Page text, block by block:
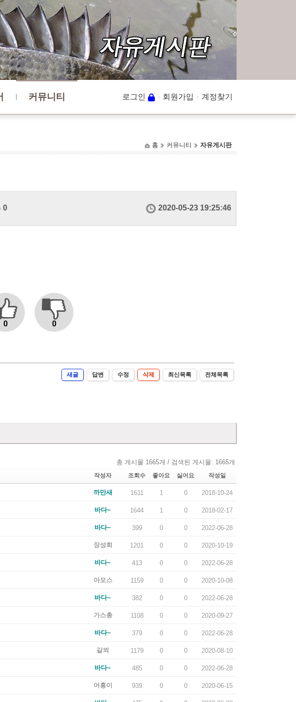
커뮤니티 로그인 회원가입 계정찾기
홈 커뮤니티 자유게시판
0 2020-05-23 19:25:46
0 0
새글 답변 수정 삭제 최신목록 전체목록
총 게시물 1665개 / 검색된 게시물: 1665개
작성자 조회수 좋아요 싫어요 작성일
까만새 1611 1 0 2018-10-24
바다~ 1644 1 0 2018-02-17
바다~ 399 0 0 2022-06-28
장성희 1201 0 0 2020-10-19
바다~ 413 0 0 2022-06-28
아모스 1159 0 0 2020-10-08
바다~ 382 0 0 2022-06-28
가스총 1108 0 0 2020-09-27
바다~ 379 0 0 2022-06-28
갈뫼 1179 0 0 2020-08-10
바다~ 485 0 0 2022-06-28
어흥이 939 0 0 2020-06-15